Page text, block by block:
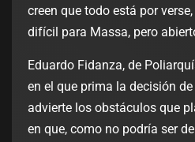
creen que todo está por
difícil para Massa, pero
Eduardo Fidanza, de
en el que prima la decisión
advierte los obstáculos que
en que, como no podría ser